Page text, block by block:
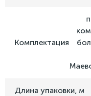
Комплектация
Длина упаковки, м